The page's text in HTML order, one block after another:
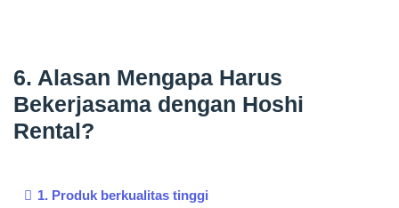
6. Alasan Mengapa Harus
Bekerjasama dengan Hoshi
Rental?
1. Produk berkualitas tinggi